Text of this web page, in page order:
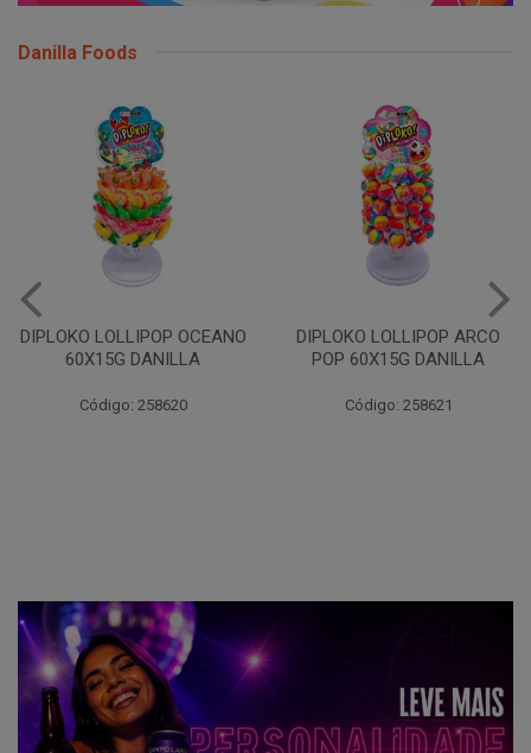
Danilla Foods
DIPLOKO LOLLIPOP ARCO
POP 60X15G DANILLA
Código: 258621
DIPLOKO LOLLIPOP ARCO
CUBO 60X15G DANILL
Código: 258622